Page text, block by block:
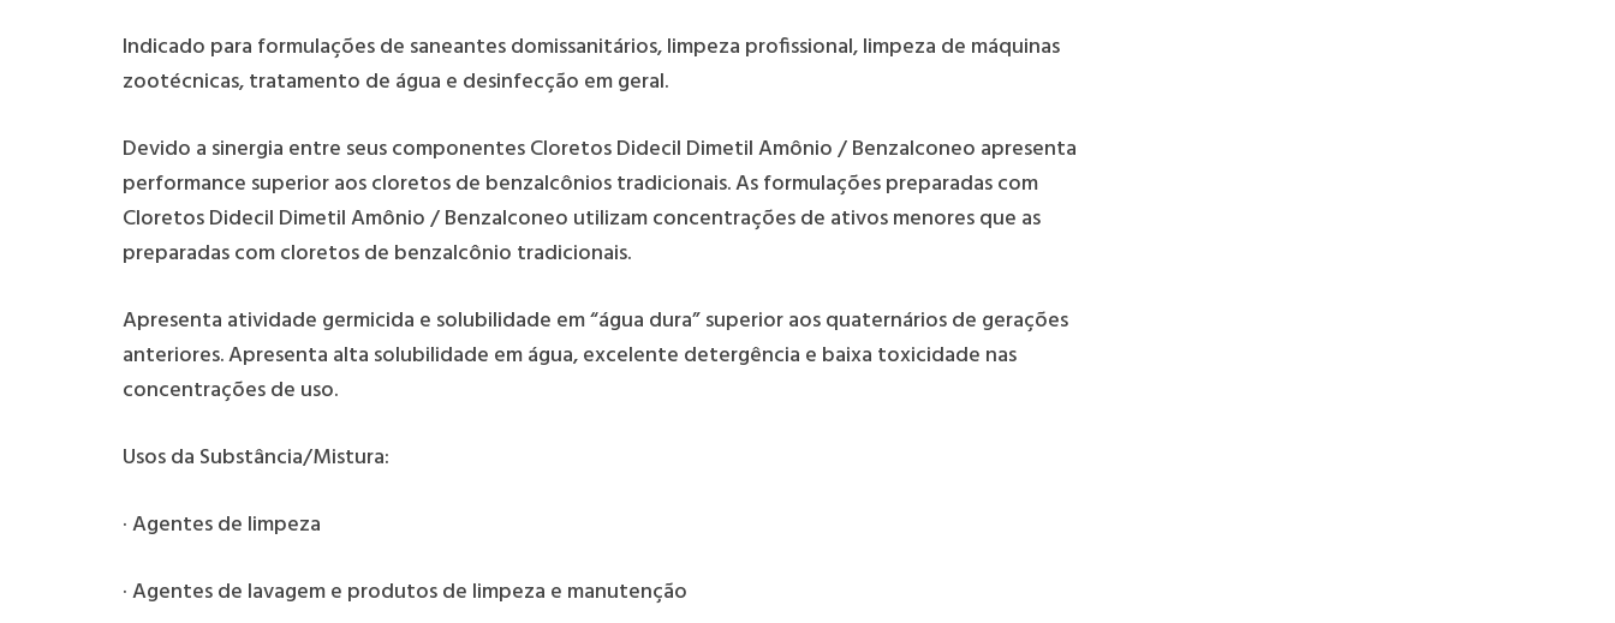
Indicado para formulações de saneantes domissanitários, limpeza profissional, limpeza de máquinas
zootécnicas, tratamento de água e desinfecção em geral.
Devido a sinergia entre seus componentes Cloretos Didecil Dimetil Amônio / Benzalconeo apresenta
performance superior aos cloretos de benzalcônios tradicionais. As formulações preparadas com
Cloretos Didecil Dimetil Amônio / Benzalconeo utilizam concentrações de ativos menores que as
preparadas com cloretos de benzalcônio tradicionais.
Apresenta atividade germicida e solubilidade em “água dura” superior aos quaternários de gerações
anteriores. Apresenta alta solubilidade em água, excelente detergência e baixa toxicidade nas
concentrações de uso.
Usos da Substância/Mistura:
· Agentes de limpeza
· Agentes de lavagem e produtos de limpeza e manutenção